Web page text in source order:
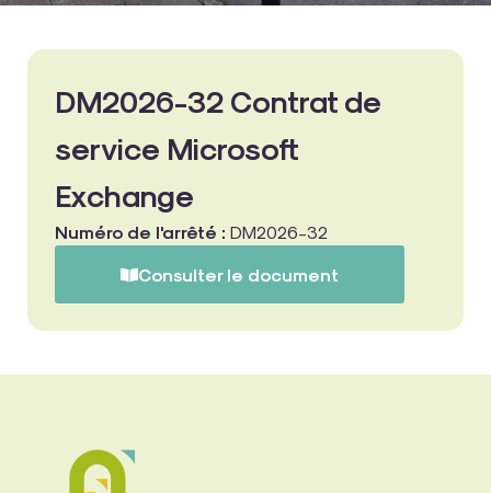
DM2026-32 Contrat de
service Microsoft
Exchange
Numéro de l'arrêté : DM2026-32
Consulter le document